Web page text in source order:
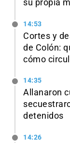
su propia
14:53
Cortes y
de Colón:
cómo
14:35
Allanaron
detenidos
14:26